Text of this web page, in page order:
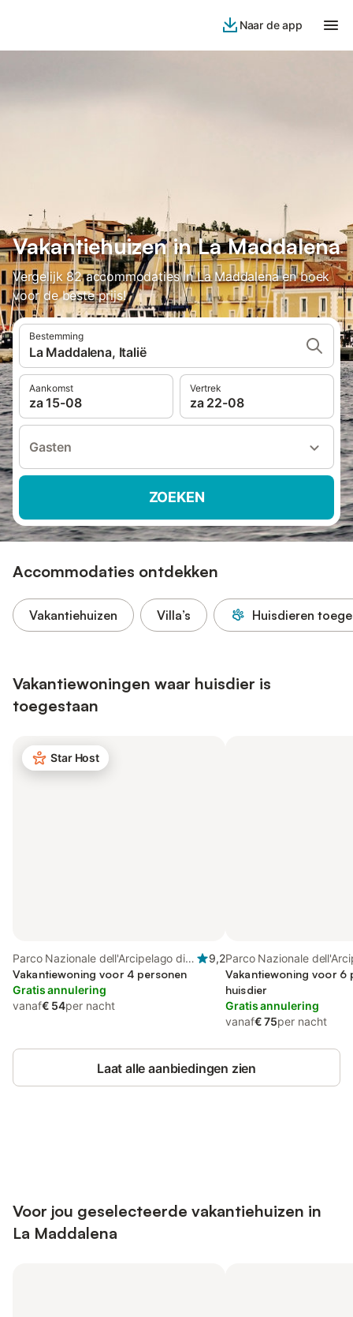
Naar de app
Vakantiehuizen in La Maddalena
Vergelijk 82 accommodaties in La Maddalena en boek
voor de beste prijs!
Bestemming
La Maddalena, Italië
Aankomst
za 15-08
Vertrek
za 22-08
Gasten
ZOEKEN
Accommodaties ontdekken
Vakantiehuizen Villa’s Huisdieren
Vakantiewoningen waar huisdier is
toegestaan
Star Host
Parco Nazionale dell'Arcipelago di
La Maddalena, La Maddalena
9,2
Vakantiewoning voor 4 personen
Gratis annulering
vanaf€ 54per nacht
Parco Nazionale
Maddalena, La
Vakantiewoning voor 6
huisdier
Gratis annulering
vanaf€ 75per nacht
Laat alle aanbiedingen zien
Voor jou geselecteerde vakantiehuizen in
La Maddalena